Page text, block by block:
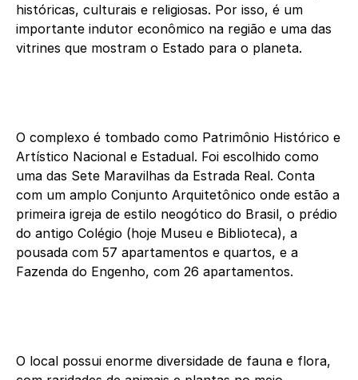
históricas, culturais e religiosas. Por isso, é um
importante indutor econômico na região e uma das
vitrines que mostram o Estado para o planeta.
O complexo é tombado como Patrimônio Histórico e
Artístico Nacional e Estadual. Foi escolhido como
uma das Sete Maravilhas da Estrada Real. Conta
com um amplo Conjunto Arquitetônico onde estão a
primeira igreja de estilo neogótico do Brasil, o prédio
do antigo Colégio (hoje Museu e Biblioteca), a
pousada com 57 apartamentos e quartos, e a
Fazenda do Engenho, com 26 apartamentos.
O local possui enorme diversidade de fauna e flora,